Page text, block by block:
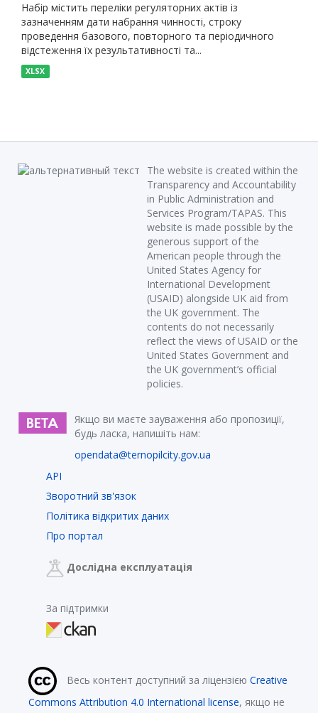
Набір містить переліки регуляторних актів із
зазначенням дати набрання чинності, строку
проведення базового, повторного та періодичного
відстеження їх результативності та...
XLSX
The website is created within the
Transparency and Accountability
in Public Administration and
Services Program/TAPAS. This
website is made possible by the
generous support of the
American people through the
United States Agency for
International Development
(USAID) alongside UK aid from
the UK government. The
contents do not necessarily
reflect the views of USAID or the
United States Government and
the UK government’s official
policies.
Якщо ви маєте зауваження або пропозиції,
будь ласка, напишіть нам:
opendata@ternopilcity.gov.ua
API
Зворотний зв'язок
Політика відкритих даних
Про портал
Дослідна експлуатація
За підтримки
Весь контент доступний за ліцензією Creative
Commons Attribution 4.0 International license, якщо не